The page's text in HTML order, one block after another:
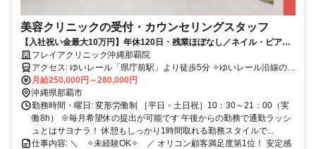
美容クリニックの受付・カウンセリングスタッフ
【入社祝い金最大10万円】年休120日・残業ほぼなし／ネイル・ピアス
OK／駅チカ徒歩5分／美容施術やスマホ通話料金負担も
フレイアクリニック沖縄那覇院
アクセス: ゆいレール「県庁前駅」より徒歩5分 ✧ゆいレール沿線の方
おすすめ！ 県庁前／美栄橋／旭橋から徒歩圏 ✧首里〜空港方面どち
らからも通勤しやすい！ ✧新都心エリア（おもろまち）からの通勤者
多数◎
月給250,000円～280,000円
沖縄県那覇市
勤務時間・曜日: 変形労働制 ［平日・土日祝］10：30～21：00（実
働8h） ※毎月希望休の提出が可能です 午後からの勤務で通勤ラッシ
ュとはサヨナラ！ 休憩もしっかり1時間取れる勤務スタイルで...
仕事内容: ＼ ✧未経験OK✧ ／ オリコン顧客満足度第1位！ 安定感